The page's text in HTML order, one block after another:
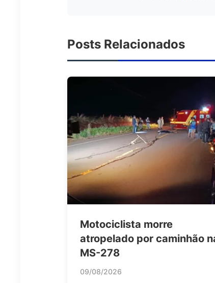
Posts Relacionados
Motociclista morre
atropelado por caminhão
MS-278
09/08/2026